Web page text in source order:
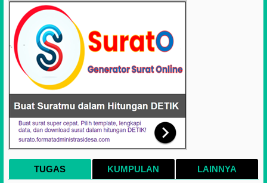
TUGAS KUMPULAN LAINNYA